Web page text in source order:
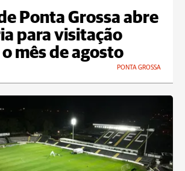
Ponta Grossa abre
para visitação
mês de agosto
PONTA GROSSA